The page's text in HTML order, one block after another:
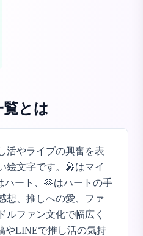
覧とは
活やライブの興奮を表
絵文字です。🎤はマイ
ハート、🫶はハートの手
想、推しへの愛、ファ
ルファン文化で幅広く
やLINEで推し活の気持